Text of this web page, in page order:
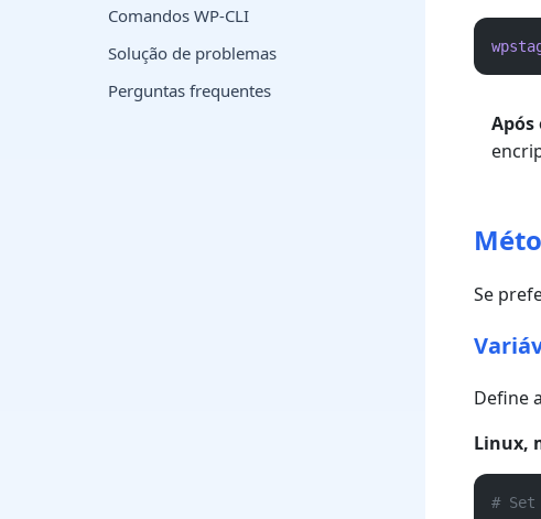
Após
Se
Define
Linux,
#
Comandos WP-CLI
Solução de problemas
Perguntas frequentes